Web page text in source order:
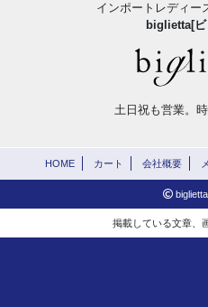
インポートレディー
biglietta[ビ
土日祝も営業。
HOME カート 会社概要
掲載している文章、